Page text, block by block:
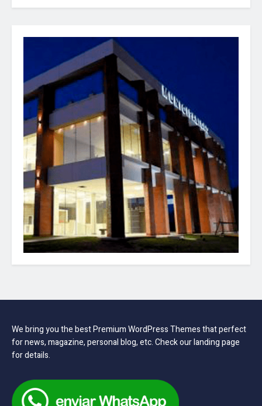
We bring you the best Premium WordPress Themes that perfect
for news, magazine, personal blog, etc. Check our landing page
for details.